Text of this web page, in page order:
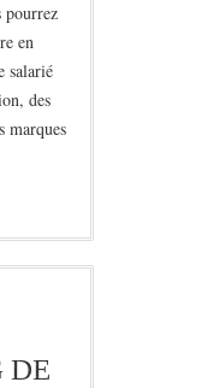
pourrez
en
salarié
des
marques
DE